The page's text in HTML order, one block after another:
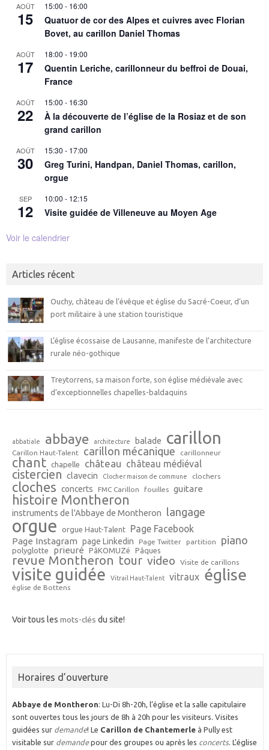
AOÛT
15
15:00 - 16:00
Quatuor de cor des Alpes et cuivres avec Florian
Bovet, au carillon Daniel Thomas
AOÛT
17
18:00 - 19:00
Quentin Leriche, carillonneur du beffroi de Douai,
France
AOÛT
22
15:00 - 16:30
À la découverte de l’église de la Rosiaz et de son
grand carillon
AOÛT
30
15:30 - 17:00
Greg Turini, Handpan, Daniel Thomas, carillon,
orgue
SEP
12
10:00 - 12:15
Visite guidée de Villeneuve au Moyen Age
Voir le calendrier
Articles récent
Ouchy, château de l’évêque et église du Sacré-Coeur, d’un
port militaire à une station touristique
L’église écossaise de Lausanne, manifeste de l’architecture
rurale néo-gothique
Treytorrens, sa maison forte, son église médiévale avec
d’exceptionnelles chapelles-baldaquins
abbatiale abbaye architecture balade carillon
Carillon Haut-Talent carillon mécanique carillonneur
chant chapelle château château médiéval
cistercien clavecin Clocher maison de commune clochers
cloches concerts FMC Carillon fouilles guitare
histoire Montheron
instruments de l'Abbaye de Montheron langage
orgue orgue Haut-Talent Page Facebook
Page Instagram page Linkedin Page Twitter partition piano
polyglotte prieuré PâKOMUZé Pâques
revue Montheron tour video Visite de carillons
visite guidée Vitrail Haut-Talent vitraux église
église de Bottens
Voir tous les mots-clés du site!
Horaires d’ouverture
Abbaye de Montheron: Lu-Di 8h-20h, l’église et la salle capitulaire
sont ouvertes tous les jours de 8h à 20h pour les visiteurs. Visites
guidées sur demande! Le Carillon de Chantemerleà Pully est
visitable sur demandepour des groupes ou après les concerts. L'église